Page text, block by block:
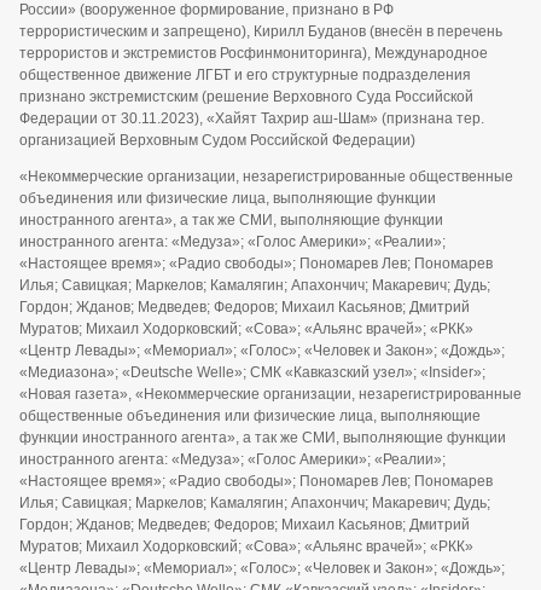
России» (вооруженное формирование, признано в РФ
террористическим и запрещено), Кирилл Буданов (внесён в перечень
террористов и экстремистов Росфинмониторинга), Международное
общественное движение ЛГБТ и его структурные подразделения
признано экстремистским (решение Верховного Суда Российской
Федерации от 30.11.2023), «Хайят Тахрир аш-Шам» (признана тер.
организацией Верховным Судом Российской Федерации)
«Некоммерческие организации, незарегистрированные общественные
объединения или физические лица, выполняющие функции
иностранного агента», а так же СМИ, выполняющие функции
иностранного агента: «Медуза»; «Голос Америки»; «Реалии»;
«Настоящее время»; «Радио свободы»; Пономарев Лев; Пономарев
Илья; Савицкая; Маркелов; Камалягин; Апахончич; Макаревич; Дудь;
Гордон; Жданов; Медведев; Федоров; Михаил Касьянов; Дмитрий
Муратов; Михаил Ходорковский; «Сова»; «Альянс врачей»; «РКК»
«Центр Левады»; «Мемориал»; «Голос»; «Человек и Закон»; «Дождь»;
«Медиазона»; «Deutsche Welle»; СМК «Кавказский узел»; «Insider»;
«Новая газета», «Некоммерческие организации, незарегистрированные
общественные объединения или физические лица, выполняющие
функции иностранного агента», а так же СМИ, выполняющие функции
иностранного агента: «Медуза»; «Голос Америки»; «Реалии»;
«Настоящее время»; «Радио свободы»; Пономарев Лев; Пономарев
Илья; Савицкая; Маркелов; Камалягин; Апахончич; Макаревич; Дудь;
Гордон; Жданов; Медведев; Федоров; Михаил Касьянов; Дмитрий
Муратов; Михаил Ходорковский; «Сова»; «Альянс врачей»; «РКК»
«Центр Левады»; «Мемориал»; «Голос»; «Человек и Закон»; «Дождь»;